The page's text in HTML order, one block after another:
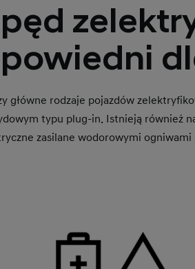
główne rodzaje pojazdów
typu plug-in. Istnieją również
zasilane wodorowymi